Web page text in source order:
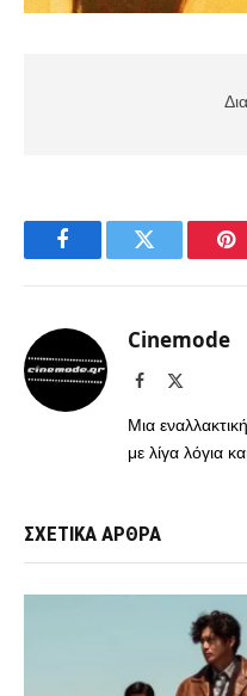
FacebookTwitter
Cinemode
Facebook
Μια
με λίγα λόγια
ΣΧΕΤΙΚΑ ΑΡΘΡΑ